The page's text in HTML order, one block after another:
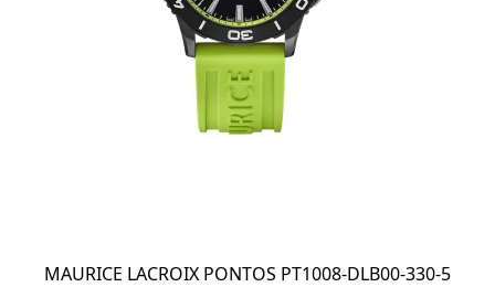
MAURICE LACROIX PONTOS PT1008-DLB00-330-5